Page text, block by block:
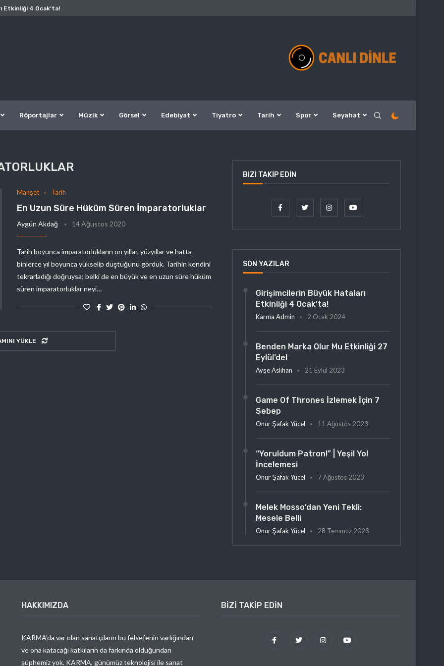
Etkinliği 4 Ocak’ta!
Röportajlar Müzik Görsel Edebiyat Tiyatro Tarih Spor Seyahat
Manşet Tarih
En Uzun Süre Hüküm Süren İmparatorluklar
Aygün Akdağ 14 Ağustos 2020
Tarih boyunca imparatorlukların on yıllar, yüzyıllar ve hatta
binlerce yıl boyunca yükselip düştüğünü gördük. Tarihin kendini
tekrarladığı doğruysa; belki de en büyük ve en uzun süre hüküm
süren imparatorluklar neyi…
YÜKLE
BIZI TAKIP EDIN
SON YAZILAR
Girişimcilerin Büyük Hataları
Etkinliği 4 Ocak’ta!
Karma Admin 2 Ocak 2024
Benden Marka Olur Mu Etkinliği 27
Eylül’de!
Ayşe Aslıhan 21 Eylül 2023
Game Of Thrones İzlemek İçin 7
Sebep
Onur Şafak Yücel 11 Ağustos 2023
“Yoruldum Patron!” | Yeşil Yol
İncelemesi
Onur Şafak Yücel 7 Ağustos 2023
Melek Mosso’dan Yeni Tekli:
Mesele Belli
Onur Şafak Yücel 28 Temmuz 2023
HAKKIMIZDA
KARMA’da var olan sanatçıların bu felsefenin varlığından
ve ona katacağı katkıların da farkında olduğundan
şüphemiz yok. KARMA, günümüz teknolojisi ile sanat
BIZI TAKIP EDIN